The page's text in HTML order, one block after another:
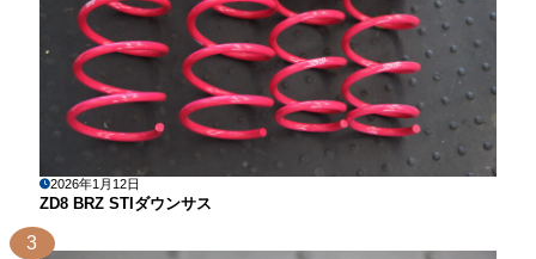
2026年1月12日
ZD8 BRZ STIダウンサス
3